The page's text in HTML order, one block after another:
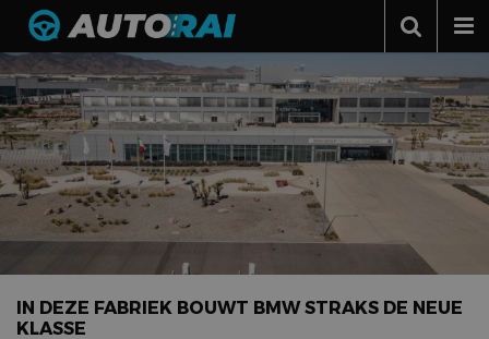
Autonieuws
Podcast
Autotests
Automerken
Adverteren
Contact
MotorRAI.nl
IN DEZE FABRIEK BOUWT BMW STRAKS DE NEUE
KLASSE